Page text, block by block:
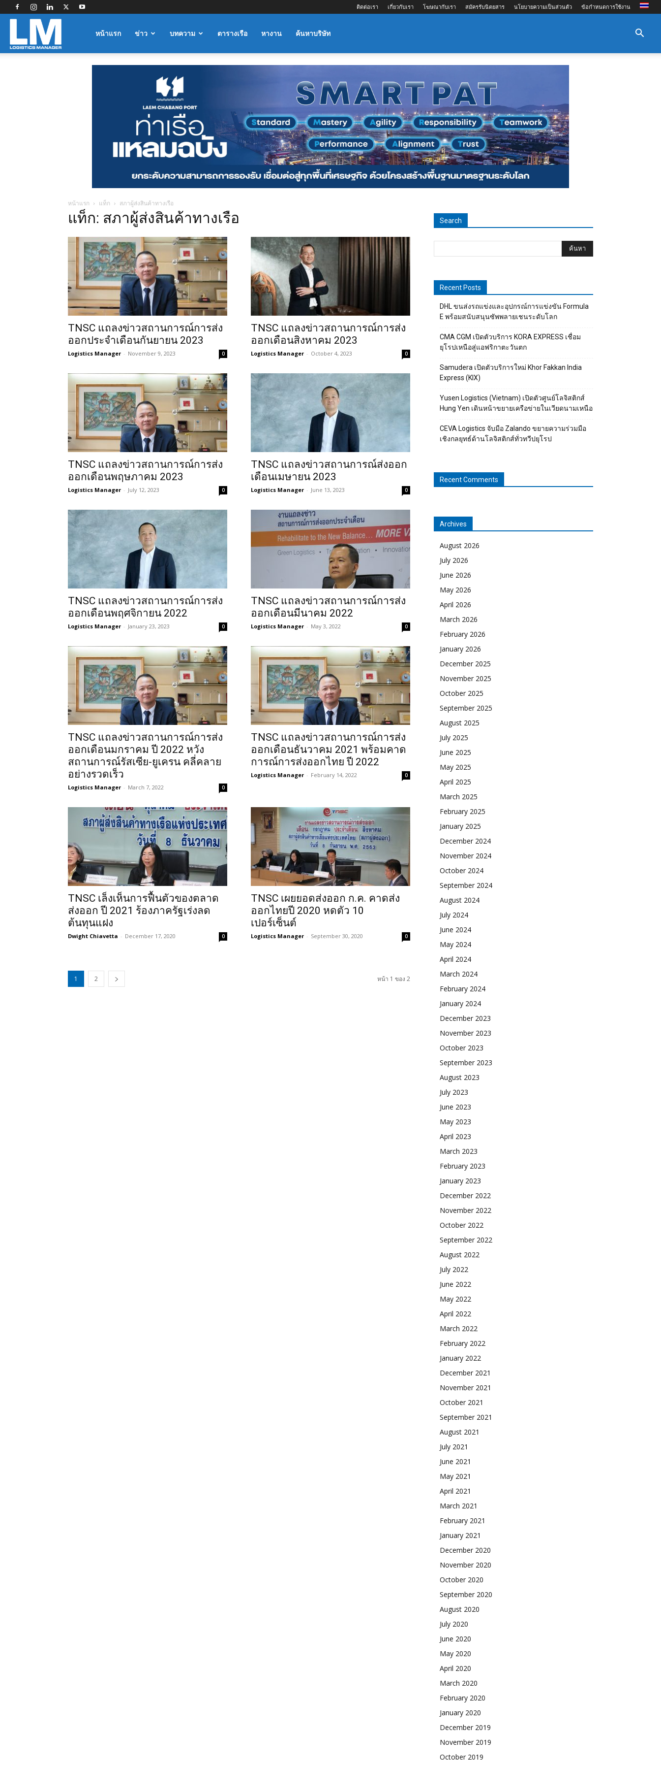
ติดต่อเรา เกี่ยวกับเรา โฆษณากับเรา สมัครรับนิตยสาร นโยบายความเป็นส่วนตัว ข้อกำหนดการใช้งาน
Logisticsหน้าแรก ข่าว บทความ ตารางเรือ หางาน ค้นหาบริษัท
หน้าแรก แท็ก สภาผู้ส่งสินค้าทางเรือ
แท็ก: สภาผู้ส่งสินค้าทางเรือ
TNSC แถลงข่าวสถานการณ์การส่ง
ออกประจำเดือนกันยายน 2023
Logistics Manager - November 9, 2023 0
TNSC แถลงข่าวสถานการณ์การส่ง
ออกเดือนสิงหาคม 2023
Logistics Manager - October 4, 2023 0
TNSC แถลงข่าวสถานการณ์การส่ง
ออกเดือนพฤษภาคม 2023
Logistics Manager - July 12, 2023 0
TNSC แถลงข่าวสถานการณ์ส่งออก
เดือนเมษายน 2023
Logistics Manager - June 13, 2023 0
TNSC แถลงข่าวสถานการณ์การส่ง
ออกเดือนพฤศจิกายน 2022
Logistics Manager - January 23, 2023 0
TNSC แถลงข่าวสถานการณ์การส่ง
ออกเดือนมีนาคม 2022
Logistics Manager - May 3, 2022 0
TNSC แถลงข่าวสถานการณ์การส่ง
ออกเดือนมกราคม ปี 2022 หวัง
สถานการณ์รัสเซีย-ยูเครน คลี่คลาย
อย่างรวดเร็ว
Logistics Manager - March 7, 2022 0
TNSC แถลงข่าวสถานการณ์การส่ง
ออกเดือนธันวาคม 2021 พร้อมคาด
การณ์การส่งออกไทย ปี 2022
Logistics Manager - February 14, 2022 0
TNSC เล็งเห็นการฟื้นตัวของตลาด
ส่งออก ปี 2021 ร้องภาครัฐเร่งลด
ต้นทุนแฝง
Dwight Chiavetta - December 17, 2020 0
TNSC เผยยอดส่งออก ก.ค. คาดส่ง
ออกไทยปี 2020 หดตัว 10
เปอร์เซ็นต์
Logistics Manager - September 30, 2020 0
1 2 หน้า 1 ของ 2
Search
Recent Posts
DHL ขนส่งรถแข่งและอุปกรณ์การแข่งขัน Formula
E พร้อมสนับสนุนซัพพลายเชนระดับโลก
CMA CGM เปิดตัวบริการ KORA EXPRESS เชื่อม
ยุโรปเหนือสู่แอฟริกาตะวันตก
Samudera เปิดตัวบริการใหม่ Khor Fakkan India
Express (KIX)
Yusen Logistics (Vietnam) เปิดตัวศูนย์โลจิสติกส์
Hung Yen เดินหน้าขยายเครือข่ายในเวียดนามเหนือ
CEVA Logistics จับมือ Zalando ขยายความร่วมมือ
เชิงกลยุทธ์ด้านโลจิสติกส์ทั่วทวีปยุโรป
Recent Comments
Archives
August 2026
July 2026
June 2026
May 2026
April 2026
March 2026
February 2026
January 2026
December 2025
November 2025
October 2025
September 2025
August 2025
July 2025
June 2025
May 2025
April 2025
March 2025
February 2025
January 2025
December 2024
November 2024
October 2024
September 2024
August 2024
July 2024
June 2024
May 2024
April 2024
March 2024
February 2024
January 2024
December 2023
November 2023
October 2023
September 2023
August 2023
July 2023
June 2023
May 2023
April 2023
March 2023
February 2023
January 2023
December 2022
November 2022
October 2022
September 2022
August 2022
July 2022
June 2022
May 2022
April 2022
March 2022
February 2022
January 2022
December 2021
November 2021
October 2021
September 2021
August 2021
July 2021
June 2021
May 2021
April 2021
March 2021
February 2021
January 2021
December 2020
November 2020
October 2020
September 2020
August 2020
July 2020
June 2020
May 2020
April 2020
March 2020
February 2020
January 2020
December 2019
November 2019
October 2019